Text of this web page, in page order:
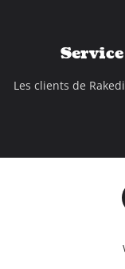
Les clients de